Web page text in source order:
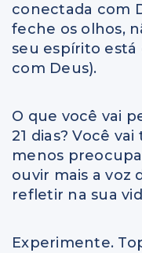
conectada com
feche os olhos,
seu espírito
com Deus).
O que você vai
21 dias? Você
menos
ouvir mais a voz
refletir na sua
Experimente.